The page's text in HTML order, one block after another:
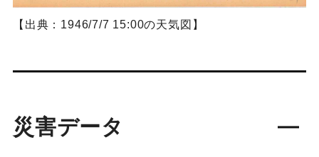
【出典：1946/7/7 15:00の天気図】
災害データ